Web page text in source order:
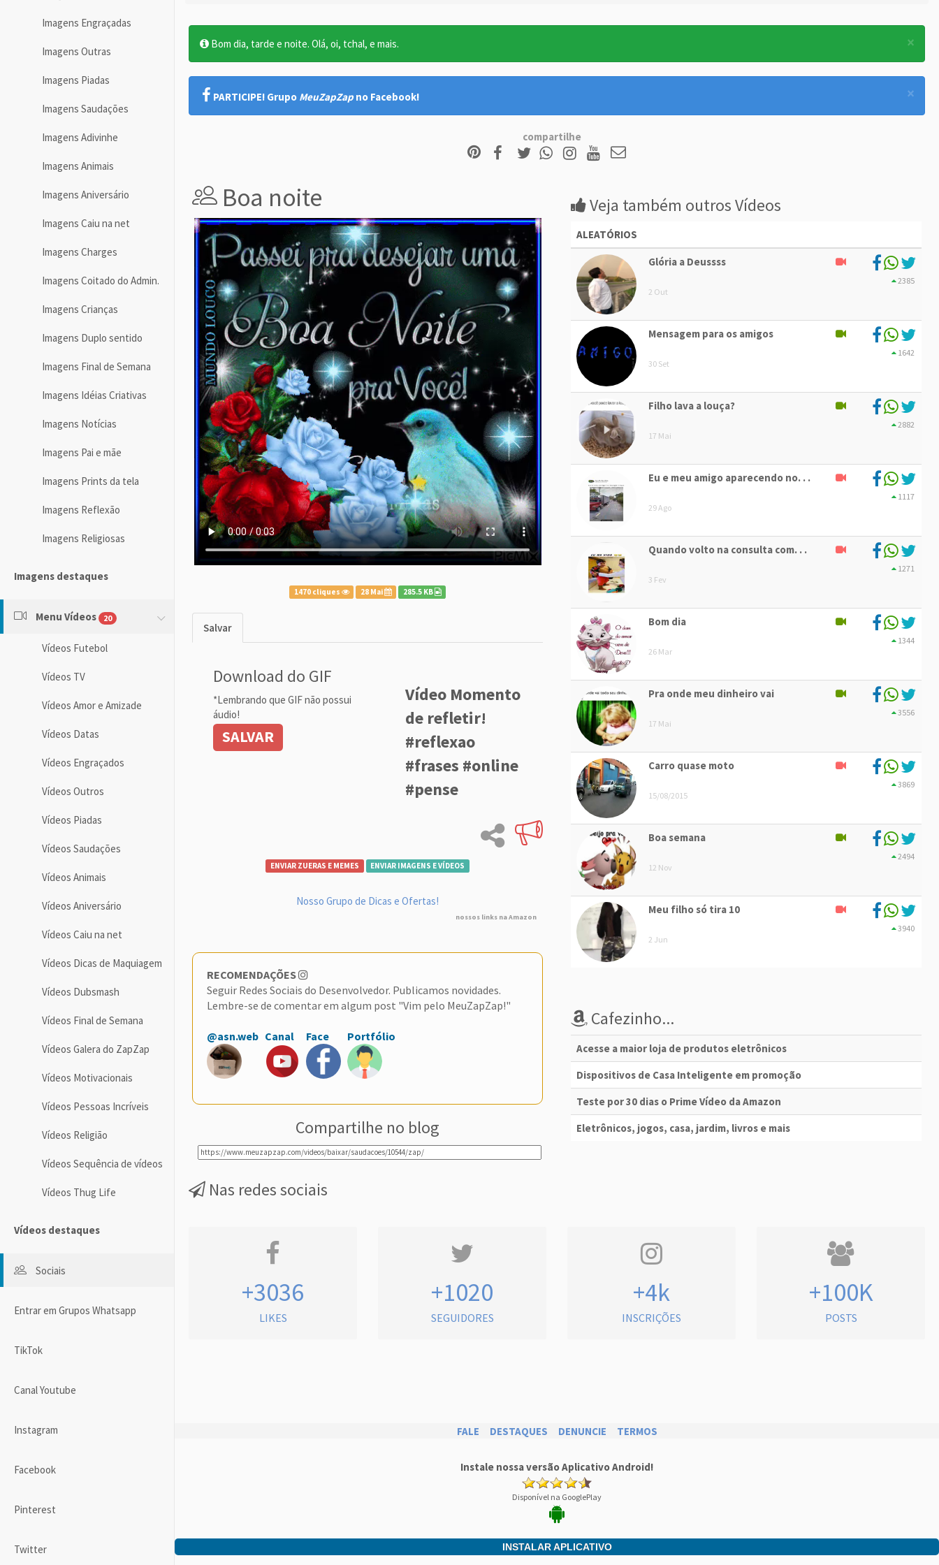
Imagens Engraçadas
Imagens Outras
Imagens Piadas
Imagens Saudações
Imagens Adivinhe
Imagens Animais
Imagens Aniversário
Imagens Caiu na net
Imagens Charges
Imagens Coitado do Admin.
Imagens Crianças
Imagens Duplo sentido
Imagens Final de Semana
Imagens Idéias Criativas
Imagens Notícias
Imagens Pai e mãe
Imagens Prints da tela
Imagens Reflexão
Imagens Religiosas
Imagens destaques
Menu Vídeos 20
Vídeos Futebol
Vídeos TV
Vídeos Amor e Amizade
Vídeos Datas
Vídeos Engraçados
Vídeos Outros
Vídeos Piadas
Vídeos Saudações
Vídeos Animais
Vídeos Aniversário
Vídeos Caiu na net
Vídeos Dicas de Maquiagem
Vídeos Dubsmash
Vídeos Final de Semana
Vídeos Galera do ZapZap
Vídeos Motivacionais
Vídeos Pessoas Incríveis
Vídeos Religião
Vídeos Sequência de vídeos
Vídeos Thug Life
Vídeos destaques
Sociais
Entrar em Grupos Whatsapp
TikTok
Canal Youtube
Instagram
Facebook
Pinterest
Twitter
×
Bom dia, tarde e noite. Olá, oi, tchal, e mais.
×
PARTICIPE! Grupo MeuZapZap no Facebook!
compartilhe
Boa noite
1470 cliques 28 Mai 285.5 KB
Salvar
Download do GIF
*Lembrando que GIF não possui
áudio!
SALVAR
Vídeo Momento
de refletir!
#reflexao
#frases #online
#pense
ENVIAR ZUERAS E MEMES ENVIAR IMAGENS E VÍDEOS
Nosso Grupo de Dicas e Ofertas!
nossos links na Amazon
RECOMENDAÇÕES
Seguir Redes Sociais do Desenvolvedor. Publicamos novidades.
Lembre-se de comentar em algum post "Vim pelo MeuZapZap!"
@asn.web Canal Face Portfólio
Compartilhe no blog
Veja também outros Vídeos
ALEATÓRIOS
Glória a Deussss
2 Out
2385
Mensagem para os amigos
30 Set
1642
Filho lava a louça?
17 Mai
2882
Eu e meu amigo aparecendo no. . .
29 Ago
1117
Quando volto na consulta com. . .
3 Fev
1271
Bom dia
26 Mar
1344
Pra onde meu dinheiro vai
17 Mai
3556
Carro quase moto
15/08/2015
3869
Boa semana
12 Nov
2494
Meu filho só tira 10
2 Jun
3940
Cafezinho...
Acesse a maior loja de produtos eletrônicos
Dispositivos de Casa Inteligente em promoção
Teste por 30 dias o Prime Vídeo da Amazon
Eletrônicos, jogos, casa, jardim, livros e mais
Nas redes sociais
+3036
LIKES
+1020
SEGUIDORES
+4k
INSCRIÇÕES
+100K
POSTS
FALE DESTAQUES DENUNCIE TERMOS
Instale nossa versão Aplicativo Android!
Disponível na GooglePlay
INSTALAR APLICATIVO